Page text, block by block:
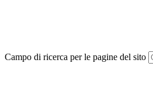
Campo di ricerca per le pagine del sito